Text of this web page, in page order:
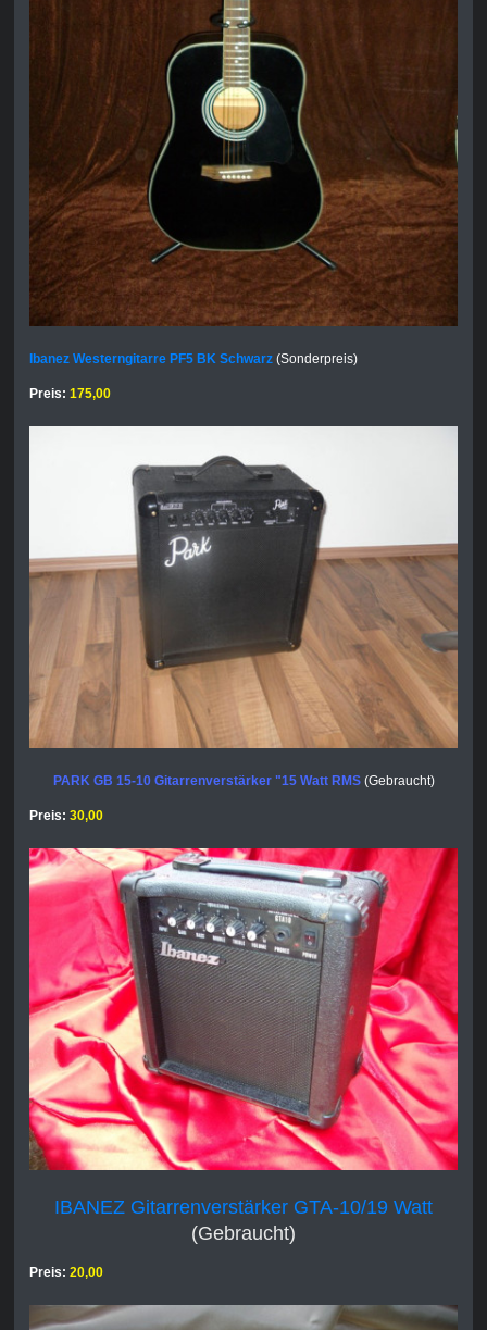
Ibanez Westerngitarre PF5 BK Schwarz (Sonderpreis)
Preis: 175,00
PARK GB 15-10 Gitarrenverstärker "15 Watt RMS (Gebraucht)
Preis: 30,00
IBANEZ Gitarrenverstärker GTA-10/19 Watt
(Gebraucht)
Preis: 20,00